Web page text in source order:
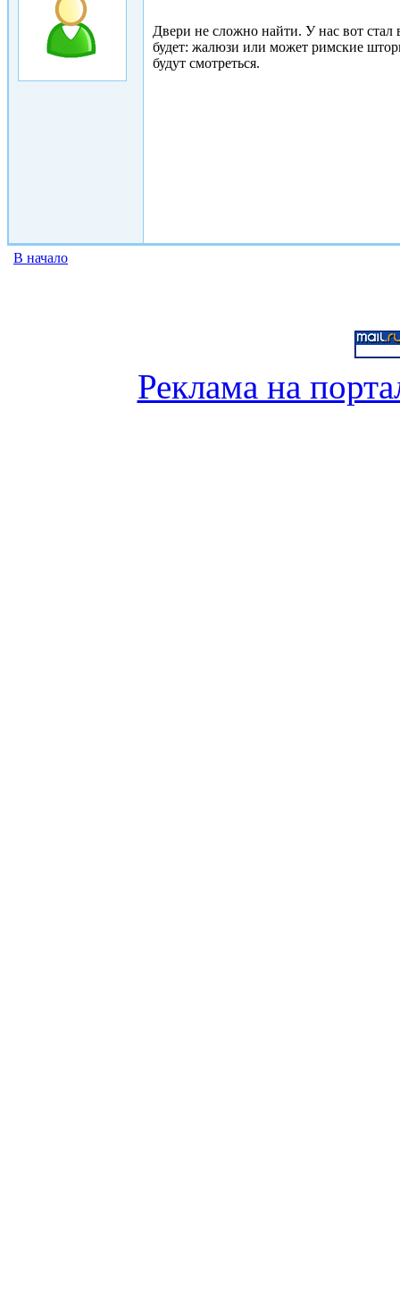
Двери не сложно найти. У нас вот стал
будет: жалюзи или может римские
будут смотреться.
В начало
Реклама на